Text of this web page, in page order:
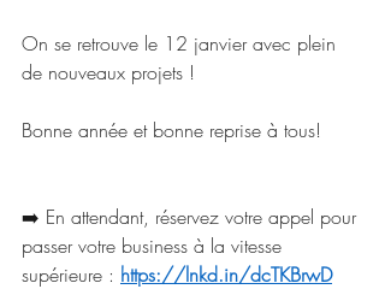
On se retrouve le 12 janvier avec plein
de nouveaux projets !
Bonne année et bonne reprise à tous!
➡️ En attendant, réservez votre appel pour
passer votre business à la vitesse
supérieure : https://lnkd.in/dcTKBrwD